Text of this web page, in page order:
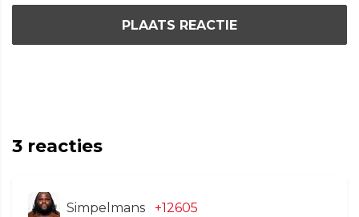
PLAATS REACTIE
3 reacties
Simpelmans +12605